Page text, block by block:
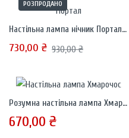
РОЗПРОДАНО
Настільна лампа нічник Портал (корпус)
730,00 ₴ 930,00₴
Розумна настільна лампа Хмарочос
670,00 ₴